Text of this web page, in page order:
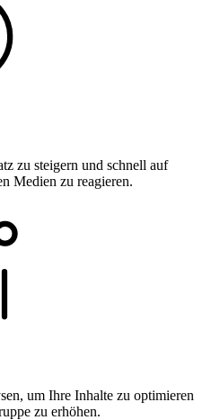
zu steigern und schnell auf
Medien zu reagieren.
um Ihre Inhalte zu optimieren
zu erhöhen.